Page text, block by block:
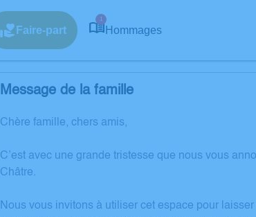
Faire-part
1
Hommages
Message de la famille
Chère famille, chers amis,
C’est avec une grande tristesse que nous vous
Châtre.
Nous vous invitons à utiliser cet espace pour